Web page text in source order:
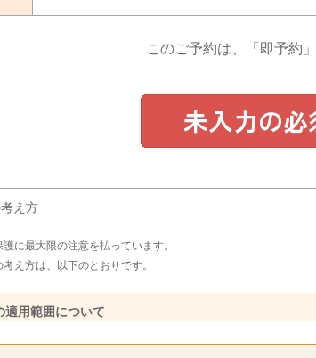
このご予約は、「即予約」
え方
に最大限の注意を払っています。
え方は、以下のとおりです。
適用範囲について